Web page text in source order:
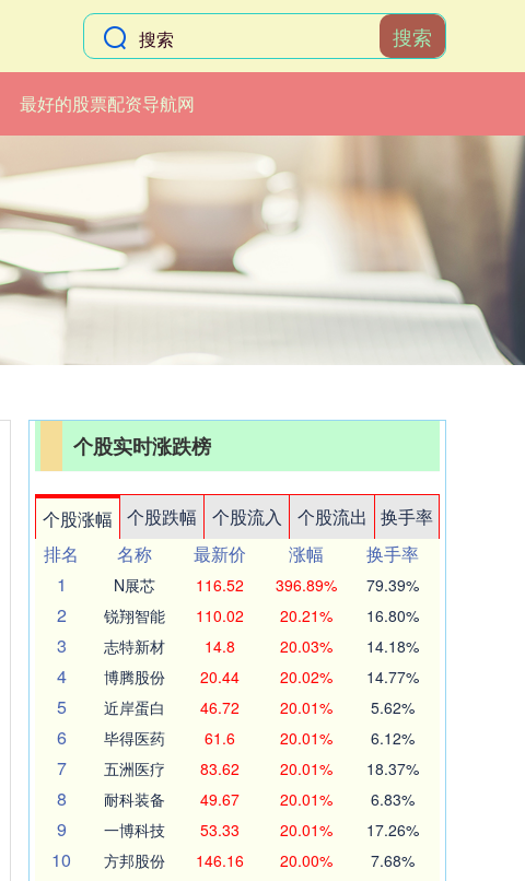
搜索
最好的股票配资导航网
个股实时涨跌榜
个股涨幅 个股跌幅 个股流入 个股流出
换手率
排名
名称 最新价 涨幅
换手率
1
N展芯 116.52 396.89% 79.39%
2 锐翔智能 110.02 20.21% 16.80%
3 志特新材 14.8 20.03% 14.18%
4 博腾股份 20.44 20.02% 14.77%
5 近岸蛋白 46.72 20.01% 5.62%
6 毕得医药 61.6 20.01% 6.12%
7 五洲医疗 83.62 20.01% 18.37%
8 耐科装备 49.67 20.01% 6.83%
9 一博科技 53.33 20.01% 17.26%
10 方邦股份 146.16 20.00% 7.68%